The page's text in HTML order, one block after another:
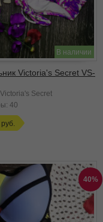
В наличии
Victoria's Secret VS-
Secret
40
40%